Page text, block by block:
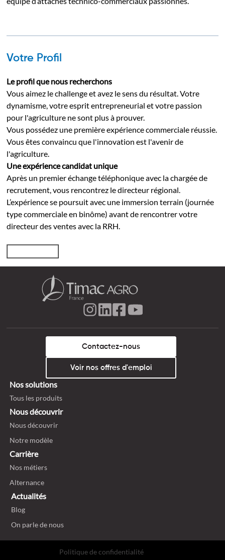
Votre Profil
Le profil que nous recherchons
Vous aimez le challenge et avez le sens du résultat. Votre
dynamisme, votre esprit entrepreneurial et votre passion
pour l'agriculture ne sont plus à prouver.
Vous possédez une première expérience commerciale réussie.
Vous êtes convaincu que l'innovation est l'avenir de
l'agriculture.
Une expérience candidat unique
Après un premier échange téléphonique avec la chargée de
recrutement, vous rencontrez le directeur régional.
L’expérience se poursuit avec une immersion terrain (journée
type commerciale en binôme) avant de rencontrer votre
directeur des ventes avec la RRH.
Nos solutions
Tous les produits
Nous découvrir
Nous découvrir
Notre modèle
Carrière
Nos métiers
Alternance
Actualités
Blog
On parle de nous
Contactez-nous
Voir nos offres d'emploi
Politique de confidentialité